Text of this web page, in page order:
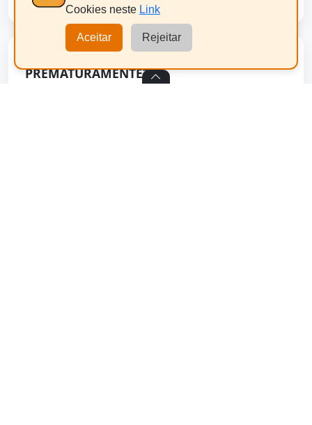
PREMATURAMENTE?
Cookies neste Link
Aceitar Rejeitar